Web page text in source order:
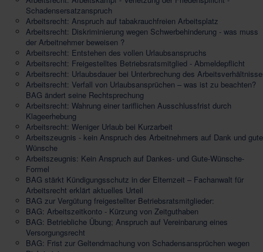
Schadensersatzanspruch
Arbeitsrecht: Anspruch auf tabakrauchfreien Arbeitsplatz
Arbeitsrecht: Diskriminierung wegen Schwerbehinderung - was muss
der Arbeitnehmer beweisen ?
Arbeitsrecht: Entstehen des vollen Urlaubsanspruchs
Arbeitsrecht: Freigestelltes Betriebsratsmitglied - Abmeldepflicht
Arbeitsrecht: Urlaubsdauer bei Unterbrechung des
Arbeitsrecht: Verfall von Urlaubsansprüchen – was ist zu beachten?
BAG ändert seine Rechtsprechung
Arbeitsrecht: Wahrung einer tariflichen Ausschlussfrist durch
Klageerhebung
Arbeitsrecht: Weniger Urlaub bei Kurzarbeit
Arbeitszeugnis - kein Anspruch des Arbeitnehmers auf Dank und gute
Wünsche
Arbeitszeugnis: Kein Anspruch auf Dankes- und Gute-Wünsche-
Formel
BAG stärkt Kündigungsschutz in der Elternzeit – Fachanwalt für
Arbeitsrecht erklärt aktuelles Urteil
BAG zur Vergütung freigestellter Betriebsratsmitglieder:
BAG: Arbeitszeitkonto - Kürzung von Zeitguthaben
BAG: Betriebliche Übung; Anspruch auf Vereinbarung eines
Versorgungsrecht
BAG: Frist zur Geltendmachung von Schadensansprüchen wegen